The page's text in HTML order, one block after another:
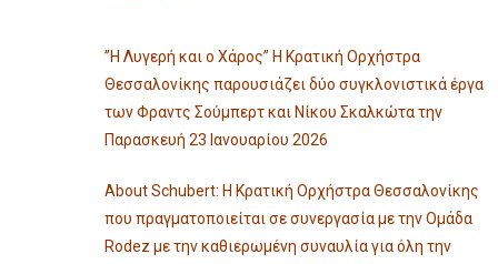
”Η Λυγερή και ο Χάρος” Η Κρατική Ορχήστρα
Θεσσαλονίκης παρουσιάζει δύο συγκλονιστικά έργα
των Φραντς Σούμπερτ και Νίκου Σκαλκώτα την
Παρασκευή 23 Ιανουαρίου 2026
About Schubert: Η Κρατική Ορχήστρα Θεσσαλονίκης
που πραγματοποιείται σε συνεργασία με την Ομάδα
Rodez με την καθιερωμένη συναυλία για όλη την